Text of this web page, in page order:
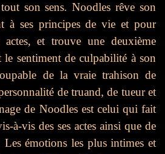
son sens. Noodles rêve son
à ses principes de vie et pour
actes, et trouve une deuxième
le sentiment de culpabilité à son
de la vraie trahison de
de truand, de tueur et
de Noodles est celui qui fait
à-vis des ses actes ainsi que de
Les émotions les plus intimes et